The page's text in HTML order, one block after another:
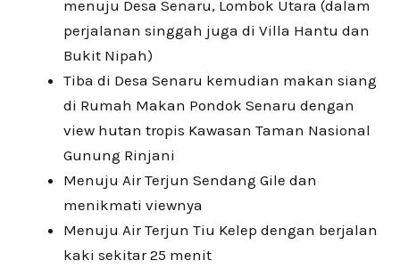
menuju Desa Senaru, Lombok Utara (dalam
perjalanan singgah juga di Villa Hantu dan
Bukit Nipah)
Tiba di Desa Senaru kemudian makan siang
di Rumah Makan Pondok Senaru dengan
view hutan tropis Kawasan Taman Nasional
Gunung Rinjani
Menuju Air Terjun Sendang Gile dan
menikmati viewnya
Menuju Air Terjun Tiu Kelep dengan berjalan
kaki sekitar 25 menit